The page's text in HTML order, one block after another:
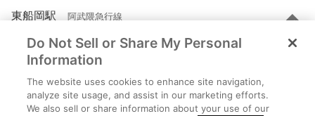
東船岡駅 阿武隈急行線
柴田郡柴田町大字上名生字横橋
このページの店舗から 5.2 km
ルート
を見る
岡駅 阿武隈急行線
角田市岡字白岩
Do Not Sell or Share My Personal
Information
The website uses cookies to enhance site navigation,
analyze site usage, and assist in our marketing efforts.
We also sell or share information about your use of our